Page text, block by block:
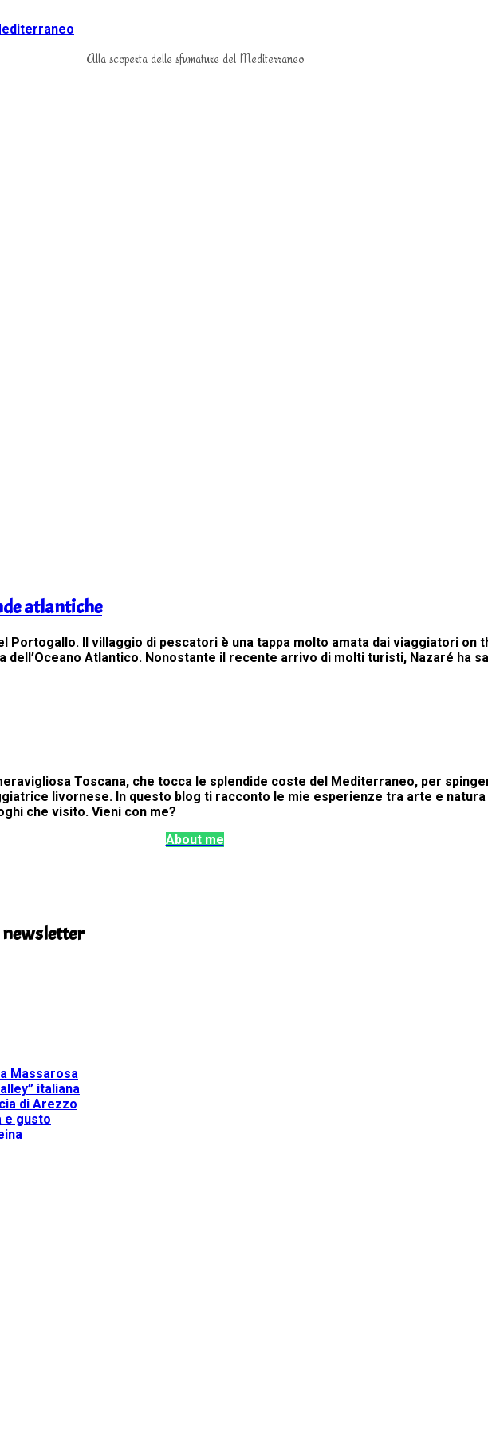
Alla scoperta delle sfumature del Mediterraneo
atlantiche
Portogallo. Il villaggio di pescatori è una tappa molto amata dai viaggiatori on
Atlantico. Nonostante il recente arrivo di molti turisti, Nazaré ha
Toscana, che tocca le splendide coste del Mediterraneo, per
livornese. In questo blog ti racconto le mie esperienze tra arte e
che visito. Vieni con me?
About me
Massarosa
italiana
di Arezzo
e gusto